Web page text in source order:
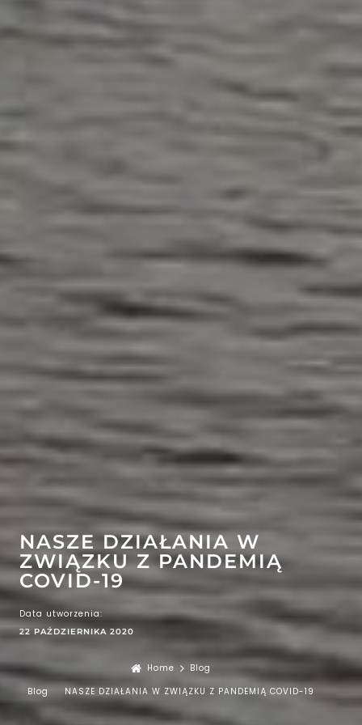
EFEKT WOW
NASZE DZIAŁANIA W
ZWIĄZKU Z PANDEMIĄ
COVID-19​
22 PAŹDZIERNIKA 2020
Data utworzenia:
Home
Blog
Blog
NASZE DZIAŁANIA W ZWIĄZKU Z PANDEMIĄ COVID-19​